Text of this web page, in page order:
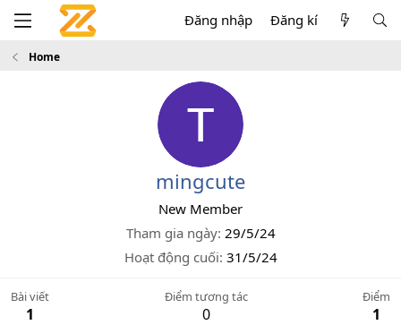
Đăng nhập Đăng kí
Home
mingcute
New Member
Tham gia ngày 29/5/24
Hoạt động cuối 31/5/24
Bài viết
1
Điểm tương tác
0
Điểm
1